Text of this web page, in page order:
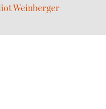
Weinberger